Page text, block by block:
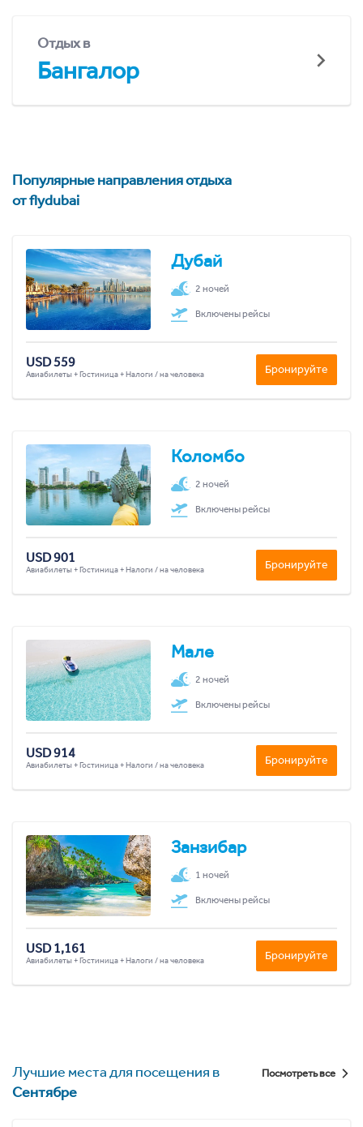
Отдых в
Бангалор
Популярные направления отдыха
от flydubai
Дубай
2 ночей
Включены рейсы
USD 559
Авиабилеты + Гостиница + Налоги / на человека Бронируйте
Коломбо
2 ночей
Включены рейсы
USD 901
Авиабилеты + Гостиница + Налоги / на человека Бронируйте
Мале
2 ночей
Включены рейсы
USD 914
Авиабилеты + Гостиница + Налоги / на человека Бронируйте
Занзибар
1 ночей
Включены рейсы
USD 1,161
Авиабилеты + Гостиница + Налоги / на человека Бронируйте
Лучшие места для посещения в
Сентябре
Посмотреть все